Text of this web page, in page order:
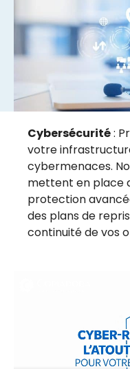
Cybersécurité:
votre
cybermenaces.
mettent en place
protection
des plans de
continuité de vos